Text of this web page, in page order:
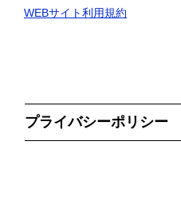
WEBサイト利用規約
プライバシーポリシー